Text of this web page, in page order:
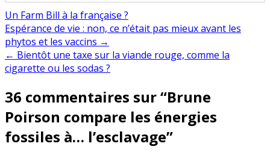
Un Farm Bill à la française ?
Navigation
de
l’article
Espérance de vie : non, ce n’était pas mieux avant les
phytos et les vaccins →
← Bientôt une taxe sur la viande rouge, comme la
cigarette ou les sodas ?
36 commentaires sur “Brune
Poirson compare les énergies
fossiles à… l’esclavage”